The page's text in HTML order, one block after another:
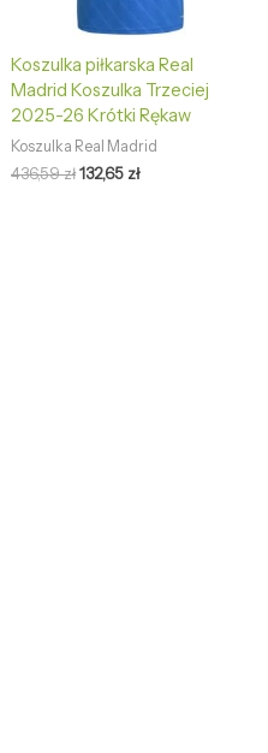
Koszulka piłkarska Real
Madrid Koszulka Trzeciej
2025-26 Krótki Rękaw
Koszulka Real Madrid
436,59zł132,65 zł